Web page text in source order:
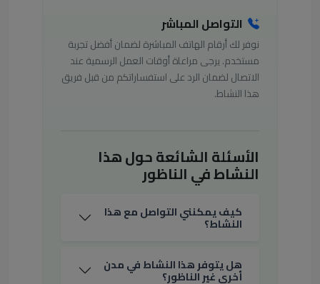
التواصل المباشر
نوفر لك أرقام الهاتف المباشرة لضمان أفضل تجربة
مستخدم. يرجى مراعاة أوقات العمل الرسمية عند
الاتصال لضمان الرد على استفساراتكم من قبل فريق
هذا النشاط.
الأسئلة الشائعة حول هذا
النشاط في الناظور
كيف يمكنني التواصل مع هذا
النشاط؟
هل يتوفر هذا النشاط في مدن
أخرى غير الناظور؟